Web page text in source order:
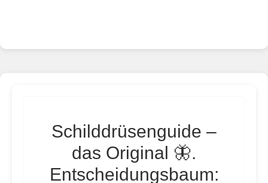
Schilddrüsenguide –
das Original 🦋.
Entscheidungsbaum: